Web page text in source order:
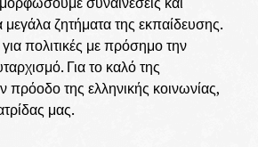
ζητήματα της εκπαίδευσης.
πολιτικές με πρόσημο την
Για το καλό της
πρόοδο της ελληνικής κοινωνίας,
μας.